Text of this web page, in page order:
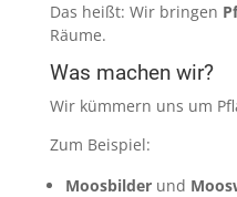
Das heißt: Wir bringen
Räume.
Was machen wir?
Wir kümmern uns um
Zum Beispiel:
Moosbilder und